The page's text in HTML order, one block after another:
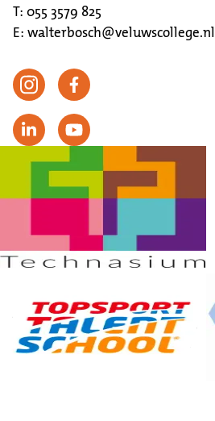
T: 055 3579 825
E: walterbosch@veluwscollege.nl